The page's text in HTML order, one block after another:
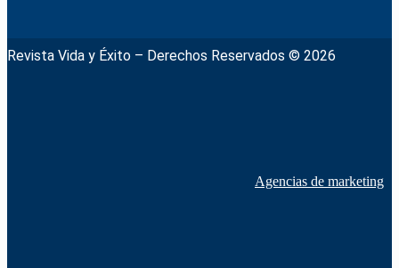
Revista Vida y Éxito – Derechos Reservados © 2026
Agencias de marketing